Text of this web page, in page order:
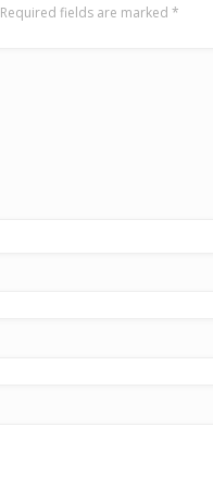
Required fields are marked*